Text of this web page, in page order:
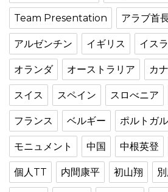
Team Presentation アラブ首
アルゼンチン イギリス イス
オランダ オーストラリア カ
スイス スペイン スロべニア
フランス ベルギー ポルトガル
モニュメント 中国 中根英登
個人TT 内間康平 初山翔